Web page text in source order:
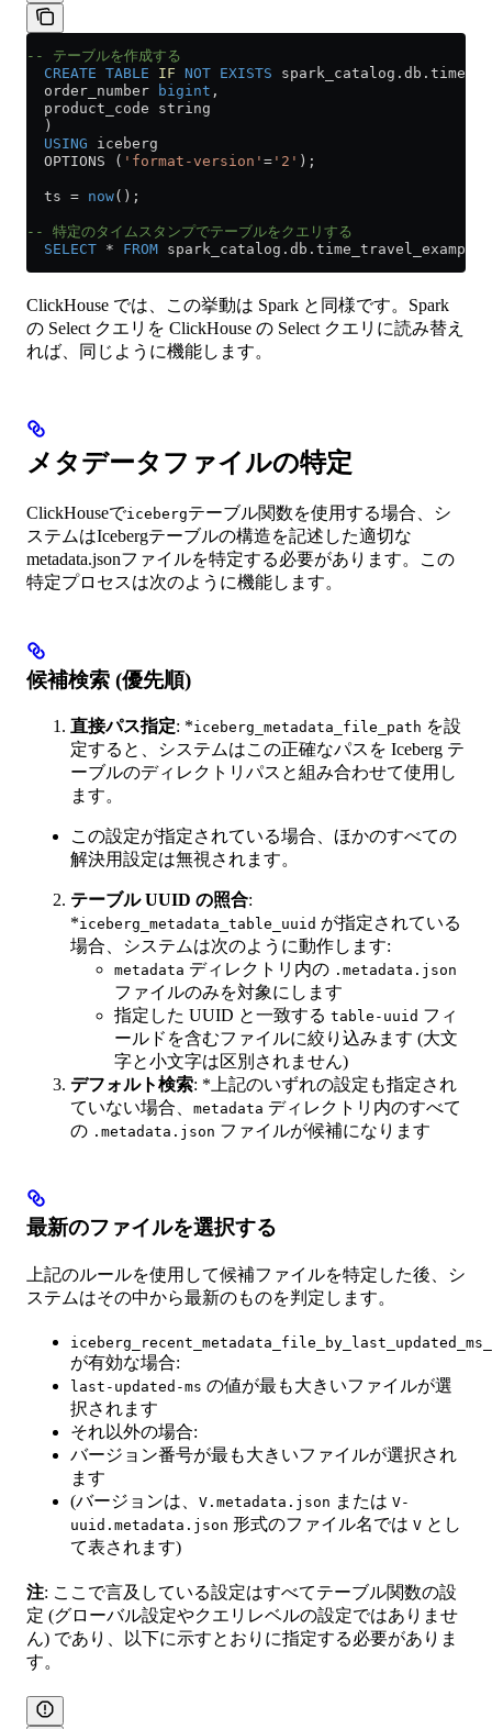
-- テーブルを作成する
  CREATE
TABLE IF NOT EXISTS spark_catalog . db
  order_number
bigint ,
  product_code string
  )
  USING
iceberg
  OPTIONS (
'format-version' = '2' );
  ts
= now();
-- 特定のタイムスタンプでテーブルをクエリする
  SELECT
* FROM spark_catalog . db
ClickHouse では、この挙動は Spark と同様です。Spark
の Select クエリを ClickHouse の Select クエリに読み替え
れば、同じように機能します。
メタデータファイルの特定
ClickHouseでicebergテーブル関数を使用する場合、シ
ステムはIcebergテーブルの構造を記述した適切な
metadata.jsonファイルを特定する必要があります。この
特定プロセスは次のように機能します。
候補検索 (優先順)
直接パス指定: *iceberg_metadata_file_path を設
定すると、システムはこの正確なパスを Iceberg テ
ーブルのディレクトリパスと組み合わせて使用し
ます。
この設定が指定されている場合、ほかのすべての
解決用設定は無視されます。
テーブル UUID の照合:
*iceberg_metadata_table_uuid が指定されている
場合、システムは次のように動作します:
metadata ディレクトリ内の .metadata.json
ファイルのみを対象にします
指定した UUID と一致する table-uuid フィ
ールドを含むファイルに絞り込みます (大文
字と小文字は区別されません)
デフォルト検索: *上記のいずれの設定も指定され
ていない場合、 metadata ディレクトリ内のすべて
の .metadata.json ファイルが候補になります
最新のファイルを選択する
上記のルールを使用して候補ファイルを特定した後、シ
ステムはその中から最新のものを判定します。
が有効な場合:
last-updated-ms の値が最も大きいファイルが選
択されます
それ以外の場合:
バージョン番号が最も大きいファイルが選択され
ます
(バージョンは、 V.metadata.json または V-
uuid.metadata.json 形式のファイル名では V とし
て表されます)
注: ここで言及している設定はすべてテーブル関数の設
定 (グローバル設定やクエリレベルの設定ではありませ
ん) であり、以下に示すとおりに指定する必要がありま
す。